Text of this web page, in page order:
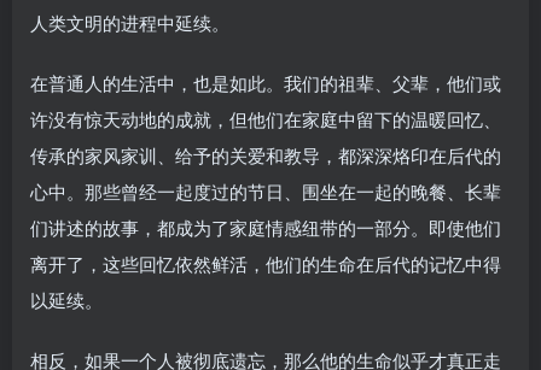
人类文明的进程中延续。
在普通人的生活中，也是如此。我们的祖辈、父辈，他们或
许没有惊天动地的成就，但他们在家庭中留下的温暖回忆、
传承的家风家训、给予的关爱和教导，都深深烙印在后代的
心中。那些曾经一起度过的节日、围坐在一起的晚餐、长辈
们讲述的故事，都成为了家庭情感纽带的一部分。即使他们
离开了，这些回忆依然鲜活，他们的生命在后代的记忆中得
以延续。
相反，如果一个人被彻底遗忘，那么他的生命似乎才真正走